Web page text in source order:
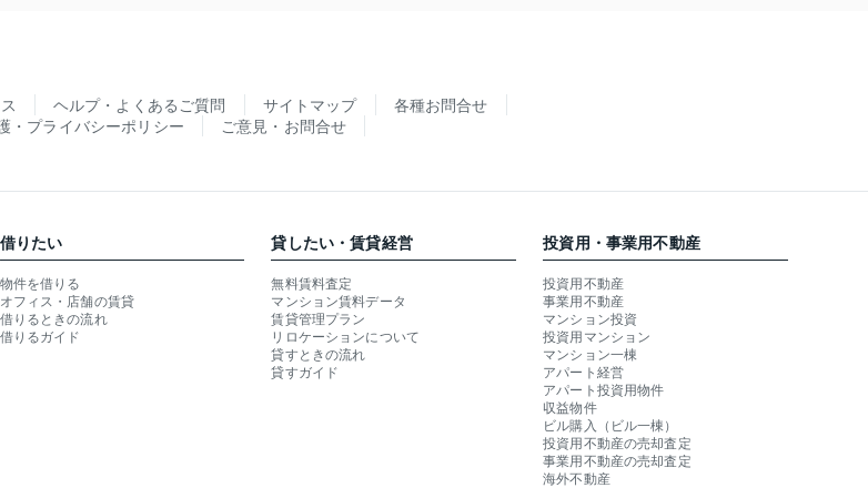
ヘルプ・よくあるご質問 サイトマップ
各種お問合せ
・プライバシーポリシー ご意見・お問合せ
借りたい
物件を借りる
オフィス・店舗の賃貸
借りるときの流れ
借りるガイド
貸したい・賃貸経営
無料賃料査定
マンション賃料データ
賃貸管理プラン
リロケーションについて
貸すときの流れ
貸すガイド
投資用・事業用不動産
投資用不動産
事業用不動産
マンション投資
投資用マンション
マンション一棟
アパート経営
アパート投資用物件
収益物件
ビル購入（ビル一棟）
投資用不動産の売却査定
事業用不動産の売却査定
海外不動産